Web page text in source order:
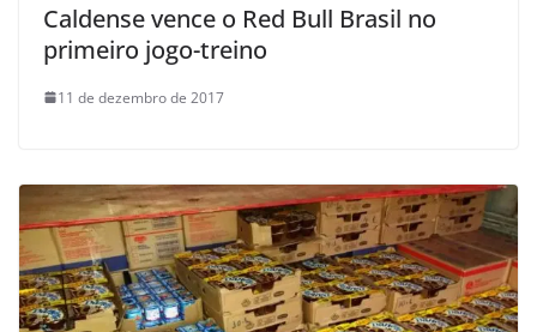
Caldense vence o Red Bull Brasil no
primeiro jogo-treino
11 de dezembro de 2017